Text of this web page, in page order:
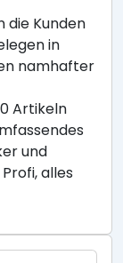
die Kunden
in
namhafter
Artikeln
und
alles